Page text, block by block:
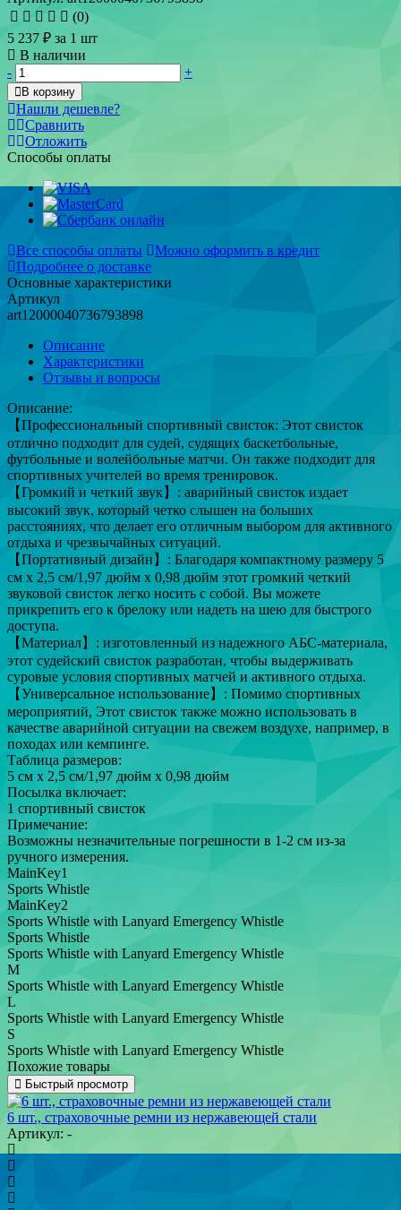
(0)
5 237 ₽ за 1 шт
В наличии
-
+
В корзину
Нашли дешевле?
Сравнить
Отложить
Способы оплаты
Все способы оплаты
Можно оформить в кредит
Подробнее о доставке
Основные характеристики
Артикул
art12000040736793898
Описание
Характеристики
Отзывы и вопросы
Описание:
【Профессиональный спортивный свисток: Этот свисток
отлично подходит для судей, судящих баскетбольные,
футбольные и волейбольные матчи. Он также подходит для
спортивных учителей во время тренировок.
【Громкий и четкий звук】: аварийный свисток издает
высокий звук, который четко слышен на больших
расстояниях, что делает его отличным выбором для активного
отдыха и чрезвычайных ситуаций.
【Портативный дизайн】: Благодаря компактному размеру 5
см x 2,5 см/1,97 дюйм x 0,98 дюйм этот громкий четкий
звуковой свисток легко носить с собой. Вы можете
прикрепить его к брелоку или надеть на шею для быстрого
доступа.
【Материал】: изготовленный из надежного АБС-материала,
этот судейский свисток разработан, чтобы выдерживать
суровые условия спортивных матчей и активного отдыха.
【Универсальное использование】: Помимо спортивных
мероприятий, Этот свисток также можно использовать в
качестве аварийной ситуации на свежем воздухе, например, в
походах или кемпинге.
Таблица размеров:
5 см x 2,5 см/1,97 дюйм x 0,98 дюйм
Посылка включает:
1 спортивный свисток
Примечание:
Возможны незначительные погрешности в 1-2 см из-за
ручного измерения.
MainKey1
Sports Whistle
MainKey2
Sports Whistle with Lanyard Emergency Whistle
Sports Whistle
Sports Whistle with Lanyard Emergency Whistle
M
Sports Whistle with Lanyard Emergency Whistle
L
Sports Whistle with Lanyard Emergency Whistle
S
Sports Whistle with Lanyard Emergency Whistle
Похожие товары
Быстрый просмотр
6 шт., страховочные ремни из нержавеющей стали
Артикул: -